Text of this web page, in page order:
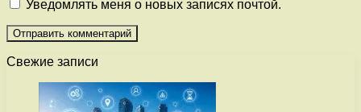
Уведомлять меня о новых записях почтой.
Свежие записи